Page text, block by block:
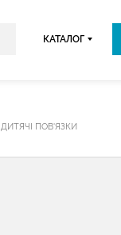
КАТАЛОГ
ДИТЯЧІ ПОВ'ЯЗКИ